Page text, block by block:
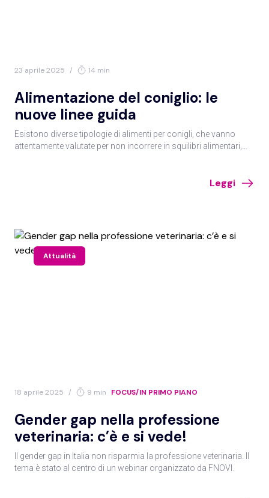
23 aprile 2025 / 14 min
Alimentazione del coniglio: le
nuove linee guida
Esistono diverse tipologie di alimenti per conigli, che vanno
attentamente valutate per non incorrere in squilibri alimentari,
compagnia analizzate a cura dell’Ambulatorio veterinario Ghelfi-
Leggi
Attualità
18 aprile 2025 / 9 min FOCUS/IN PRIMO PIANO
Gender gap nella professione
veterinaria: c’è e si vede!
Il gender gap in Italia non risparmia la professione veterinaria. Il
tema è stato al centro di un webinar organizzato da FNOVI.